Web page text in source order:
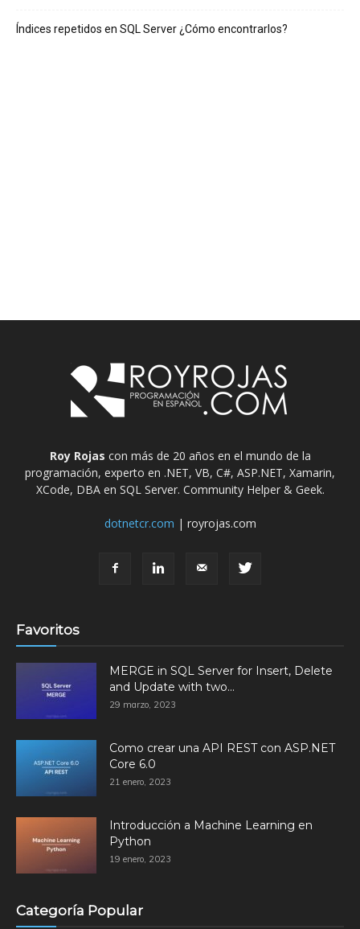
Índices repetidos en SQL Server ¿Cómo encontrarlos?
Roy Rojas con más de 20 años en el mundo de la
programación, experto en .NET, VB, C#, ASP.NET, Xamarin,
XCode, DBA en SQL Server. Community Helper & Geek.
dotnetcr.com | royrojas.com
Favoritos
MERGE in SQL Server for Insert, Delete
and Update with two...
29 marzo, 2023
Como crear una API REST con ASP.NET
Core 6.0
21 enero, 2023
Introducción a Machine Learning en
Python
19 enero, 2023
Categoría Popular